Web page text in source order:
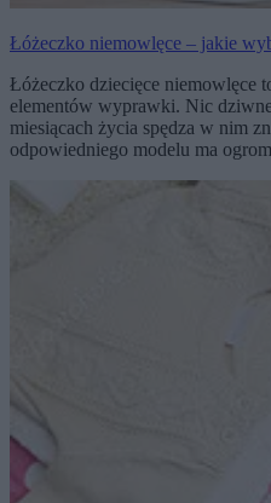
Łóżeczko niemowlęce – jakie
Łóżeczko dziecięce niemowlęce
elementów wyprawki. Nic
miesiącach życia spędza w nim
odpowiedniego modelu ma